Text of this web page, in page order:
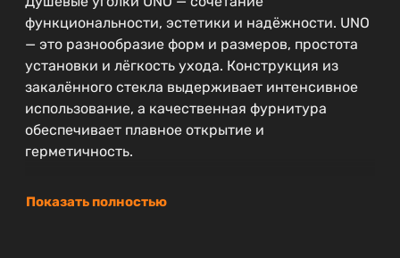
функциональности, эстетики и надёжности. UNO
— это разнообразие форм и размеров, простота
установки и лёгкость ухода. Конструкция из
закалённого стекла выдерживает интенсивное
использование, а качественная фурнитура
обеспечивает плавное открытие и
герметичность.
Показать полностью